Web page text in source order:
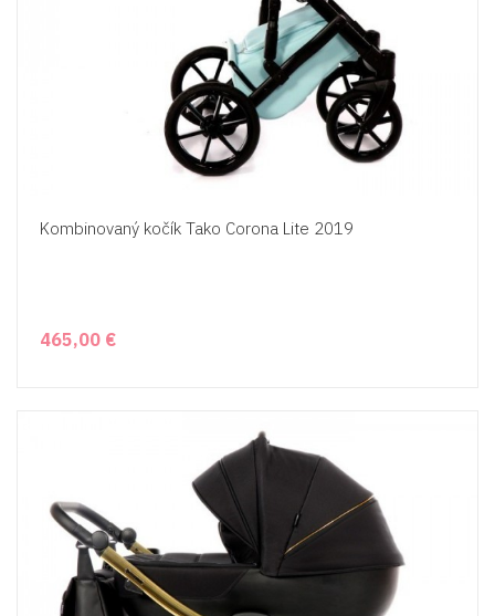
Kombinovaný kočík Tako Corona Lite 2019
465,00 €